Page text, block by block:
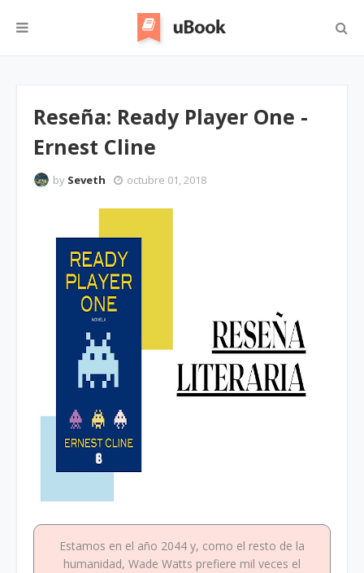
Reseña: Ready Player One -
Ernest Cline
by Seveth octubre 01, 2018
Estamos en el año 2044 y, como el resto de la
humanidad, Wade Watts prefiere mil veces el